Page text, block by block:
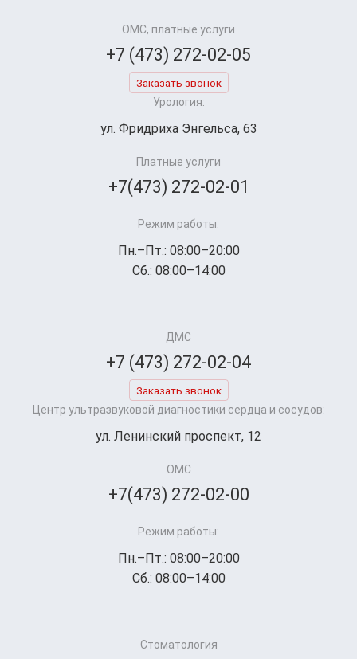
ОМС, платные услуги
+7 (473) 272-02-05
Заказать звонок
Урология:
ул. Фридриха Энгельса, 63
Платные услуги
+7(473) 272-02-01
Режим работы:
Пн.–Пт.: 08:00–20:00
Сб.: 08:00–14:00
ДМС
+7 (473) 272-02-04
Заказать звонок
Центр ультразвуковой диагностики сердца и сосудов:
ул. Ленинский проспект, 12
ОМС
+7(473) 272-02-00
Режим работы:
Пн.–Пт.: 08:00–20:00
Сб.: 08:00–14:00
Стоматология